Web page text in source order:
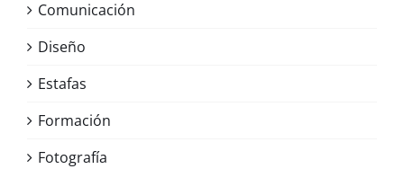
Comunicación
Diseño
Estafas
Formación
Fotografía